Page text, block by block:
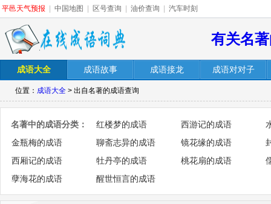
平邑天气预报 中国地图 区号查询 油价查询 汽车时刻
有关名
成语大全 成语故事 成语接龙 成语对对子
位置： 成语大全 > 出自名著的成语查询
名著中的成语分类： 红楼梦的成语 西游记的成语
金瓶梅的成语
聊斋志异的成语 镜花缘的成语
西厢记的成语
牡丹亭的成语 桃花扇的成语
孽海花的成语
醒世恒言的成语